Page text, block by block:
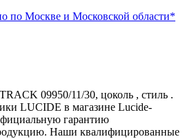
по Москве и Московской области*
09950/11/30, цоколь , стиль .
LUCIDE в магазине Lucide-
гарантию
Наши квалифицированные